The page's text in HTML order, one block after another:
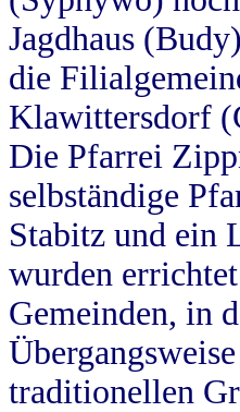
Jagdhaus
die
Klawittersdorf
Die Pfarrei
selbständige
Stabitz und ein
wurden
Gemeinden, in
traditionellen